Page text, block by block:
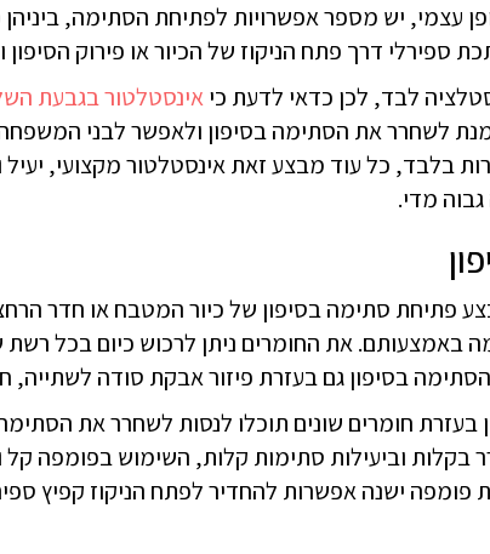
עצמי, יש מספר אפשרויות לפתיחת הסתימה, ביניהן
דרך פתח הניקוז של הכיור או פירוק הסיפון
לבד, לכן כדאי לדעת כיאינסטלטור בגבעת
לשחרר את הסתימה בסיפון ולאפשר לבני
בלבד, כל עוד מבצע זאת אינסטלטור מקצועי, יעיל
מדי.
פתיחת סתימה בסיפון של כיור המטבח או חדר
את החומרים ניתן לרכוש כיום בכל רשת
בסיפון גם בעזרת פיזור אבקת סודה לשתייה,
חומרים שונים תוכלו לנסות לשחרר את
וביעילות סתימות קלות, השימוש בפומפה קל
ישנה אפשרות להחדיר לפתח הניקוז קפיץ